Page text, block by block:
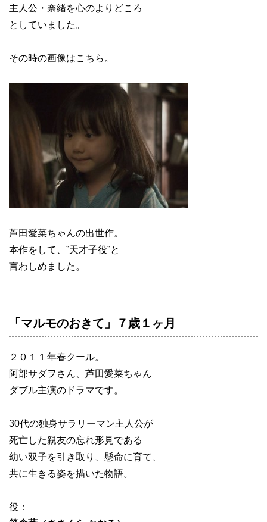
主人公・奈緒を心のよりどころ
としていました。
その時の画像はこちら。
芦田愛菜ちゃんの出世作。
本作をして、”天才子役”と
言わしめました。
「マルモのおきて」７歳１ヶ月
２０１１年春クール。
阿部サダヲさん、芦田愛菜ちゃん
ダブル主演のドラマです。
30代の独身サラリーマン主人公が
死亡した親友の忘れ形見である
幼い双子を引き取り、懸命に育て、
共に生きる姿を描いた物語。
役：